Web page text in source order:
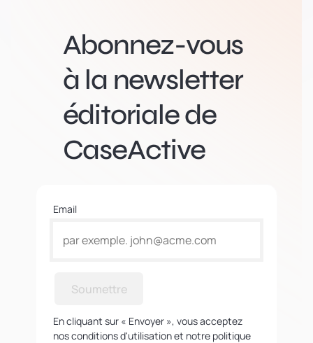
Abonnez-vous
à la newsletter
éditoriale de
CaseActive
Email
Soumettre
En cliquant sur « Envoyer », vous acceptez
nos conditions d'utilisation et notre politique